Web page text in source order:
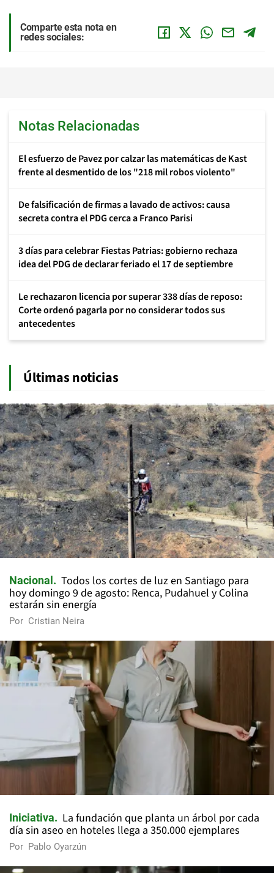
Comparte esta nota en
redes sociales:
Notas Relacionadas
El esfuerzo de Pavez por calzar las matemáticas de Kast
frente al desmentido de los "218 mil robos violento"
De falsificación de firmas a lavado de activos: causa
secreta contra el PDG cerca a Franco Parisi
3 días para celebrar Fiestas Patrias: gobierno rechaza
idea del PDG de declarar feriado el 17 de septiembre
Le rechazaron licencia por superar 338 días de reposo:
Corte ordenó pagarla por no considerar todos sus
antecedentes
Últimas noticias
Nacional
Todos los cortes de luz en Santiago para
hoy domingo 9 de agosto: Renca, Pudahuel y Colina
estarán sin energía
Por Cristian Neira
Iniciativa
La fundación que planta un árbol por cada
día sin aseo en hoteles llega a 350.000 ejemplares
Por Pablo Oyarzún